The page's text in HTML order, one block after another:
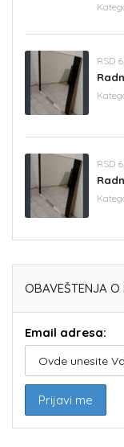
RSD
RSD
OBAVEŠTENJA
Email adresa: